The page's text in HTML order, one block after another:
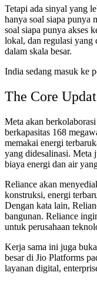
Tetapi ada sinyal yang
hanya soal siapa punya
soal siapa punya akses
lokal, dan regulasi
dalam skala besar.
India sedang masuk ke
The Core
Meta akan
berkapasitas 168
memakai energi
yang didesalinasi. Meta
biaya energi dan air
Reliance akan
konstruksi, energi
Dengan kata lain,
bangunan. Reliance
untuk perusahaan
Kerja sama ini juga
besar di Jio Platforms
layanan digital,